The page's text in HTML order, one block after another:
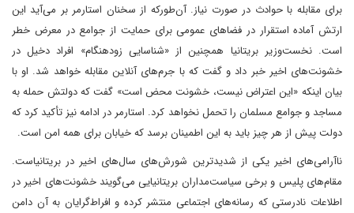
برای مقابله با حوادث در صورت نیاز. آن‌طورکه از سخنان استارمر بر می‌آید این
ارتش آماده استقرار در فضاهای عمومی برای حمایت از جوامع در معرض خطر
است. نخست‌وزیر بریتانیا همچنین از «شناسایی زودهنگام» افراد دخیل در
خشونت‌های اخیر خبر داد و گفت که با جرم‌های آنلاین مقابله خواهد شد. او با
بیان اینکه «این اعتراض نیست، خشونت محض است» گفت که دولتش حمله به
مساجد و جوامع مسلمان را تحمل نخواهد کرد. استارمر در ادامه نیز تأکید کرد که
دولت پیش از هر چیز باید به این اطمینان برسد که خیابان برای همه امن است.
ناآرامی‌های اخیر یکی از شدیدترین شورش‌های سال‌های اخیر در بریتانیاست.
مقام‌های پلیس و برخی سیاست‌مداران بریتانیایی می‌گویند خشونت‌های اخیر در
اطلاعات نادرستی که رسانه‌های اجتماعی منتشر کرده و افراط‌گرایان به آن دامن